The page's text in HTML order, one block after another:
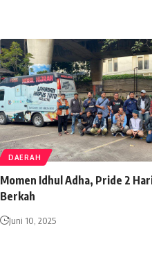
DAERAH
Momen Idhul Adha, Pride 2
Berkah
Juni 10, 2025